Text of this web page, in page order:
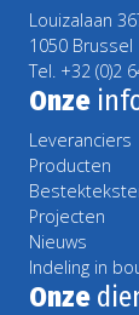
Louizalaan
1050 Brussel
Tel. +32 (0)2
Onze
Leveranciers
Producten
Projecten
Nieuws
Indeling in
Onze